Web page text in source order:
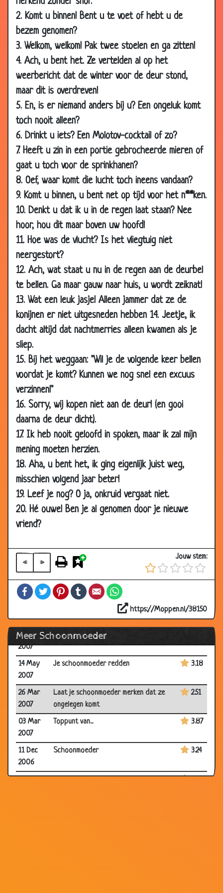
2. Komt u binnen! Bent u te voet of hebt u de
bezem genomen?
3. Welkom, welkom! Pak twee stoelen en ga zitten!
4. Ach, u bent het. Ze vertelden al op het
weerbericht dat de winter voor de deur stond,
maar dit is overdreven!
5. En, is er niemand anders bij u? Een ongeluk komt
toch nooit alleen?
6. Drinkt u iets? Een Molotov-cocktail of zo?
7. Heeft u zin in een portie gebrocheerde mieren of
gaat u toch voor de sprinkhanen?
8. Oef, waar komt die lucht toch ineens vandaan?
9. Komt u binnen, u bent net op tijd voor het n**ken.
10. Denkt u dat ik u in de regen laat staan? Nee
hoor, hou dit maar boven uw hoofd!
11. Hoe was de vlucht? Is het vliegtuig niet
neergestort?
12. Ach, wat staat u nu in de regen aan de deurbel
te bellen. Ga maar gauw naar huis, u wordt zeiknat!
13. Wat een leuk jasje! Alleen jammer dat ze de
konijnen er niet uitgesneden hebben 14. Jeetje, ik
dacht altijd dat nachtmerries alleen kwamen als je
sliep.
15. Bij het weggaan: "Wil je de volgende keer bellen
voordat je komt? Kunnen we nog snel een excuus
verzinnen!"
16. Sorry, wij kopen niet aan de deur! (en gooi
daarna de deur dicht).
17. Ik heb nooit geloofd in spoken, maar ik zal mijn
mening moeten herzien.
18. Aha, u bent het, ik ging eigenlijk juist weg,
misschien volgend jaar beter!
19. Leef je nog? O ja, onkruid vergaat niet.
20. Hé ouwe! Ben je al genomen door je nieuwe
vriend?
« »
Jouw stem:
FacebookTwitterPinterestTumblrEmail
https://Moppen.nl/38150
Meer Schoonmoeder
2010
21 Jul
2010
Zo doe je dat
04 Jun
Welke tram?
06 Apr
Liefdesjurk
05 Nov
2009
Ronde woning
07 May
2009
Moederdag 3.29
16 Mar
2009
Is het varken of rund?
21 Dec
2008
Schoonmoeder
14 Nov
2008
Schoonmoeder overleden
17 Oct
2008
Vergelijkende studie economische
systemen
07 Jul
2008
Wat heb ik nou fout gezegd? 3.47
03 Apr
2008
Bedankt! 3.64
25 Mar
2008
28 Feb
2008
Dat wil ik ook 3.88
24 Jan
2008
Rund of varken?
15 Nov
2007
Zelfmoord poging 3.87
15 Nov
2007
Ondankbaar
26 Oct
2007
Rozen
18 Oct
30 Aug
2007
De eerste keer 3.50
2007
2007
3.54
29 May
2007
Binnen de familie blijven
14 May
2007
Je schoonmoeder redden 3.18
26 Mar
2007
Laat je schoonmoeder merken dat ze
ongelegen komt
2.51
03 Mar
2007
Toppunt van... 3.87
11 Dec
2006
Schoonmoeder 3.24